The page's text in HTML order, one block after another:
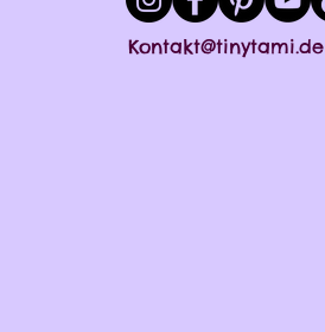
Kontakt@tinytami.de